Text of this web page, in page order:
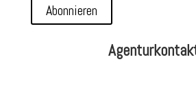
Abonnieren